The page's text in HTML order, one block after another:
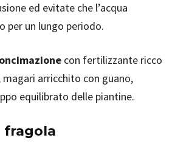
ed evitate che l’acqua
per un lungo periodo.
con fertilizzante ricco
arricchito con guano,
equilibrato delle piantine.